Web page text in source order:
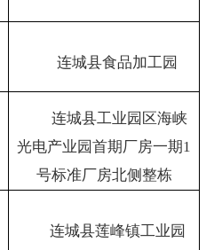
连城县食品加工园
连城县工业园区海峡
光电产业园首期厂房一期1
号标准厂房北侧整栋
连城县莲峰镇工业园